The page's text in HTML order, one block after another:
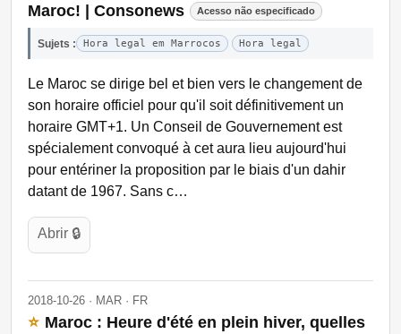
Maroc! | Consonews
Acesso não especificado
Sujets : Hora legal em Marrocos Hora legal
Le Maroc se dirige bel et bien vers le changement de
son horaire officiel pour qu'il soit définitivement un
horaire GMT+1. Un Conseil de Gouvernement est
spécialement convoqué à cet aura lieu aujourd'hui
pour entériner la proposition par le biais d'un dahir
datant de 1967. Sans c…
Abrir 🔒
2018-10-26 · MAR · FR
⭐ Maroc : Heure d'été en plein hiver, quelles